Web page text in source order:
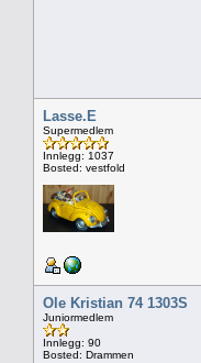
Lasse.E
Supermedlem
Innlegg: 1037
Bosted: vestfold
Ole Kristian 74 1303S
Juniormedlem
Innlegg: 90
Bosted: Drammen